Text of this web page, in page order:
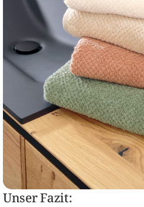
Unser Fazit: